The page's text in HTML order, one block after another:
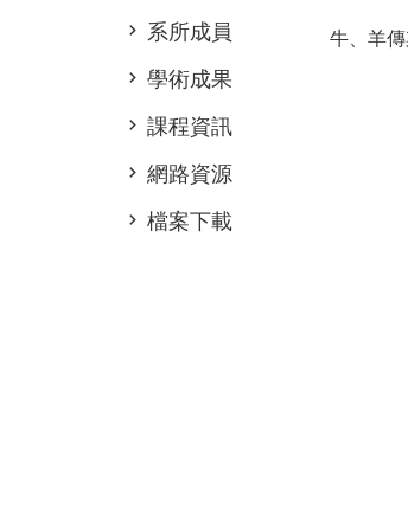
系所成員
學術成果
課程資訊
網路資源
檔案下載
牛、羊